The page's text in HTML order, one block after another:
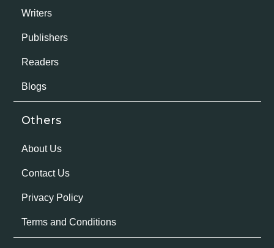
Writers
Publishers
Readers
Blogs
Others
About Us
Contact Us
Privacy Policy
Terms and Conditions